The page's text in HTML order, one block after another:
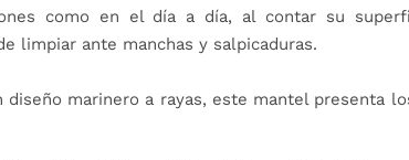
como en el día a día, al contar su
limpiar ante manchas y salpicaduras.
diseño marinero a rayas, este mantel presenta